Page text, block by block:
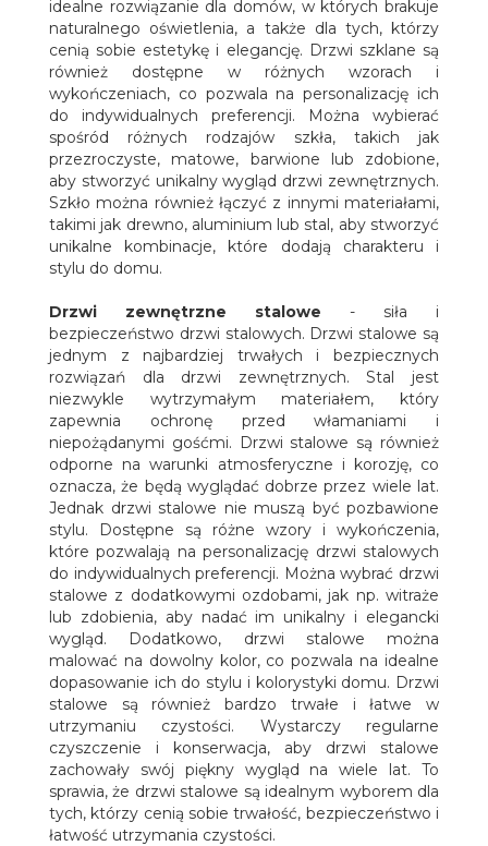
idealne rozwiązanie dla domów, w których brakuje
naturalnego oświetlenia, a także dla tych, którzy
cenią sobie estetykę i elegancję. Drzwi szklane są
również dostępne w różnych wzorach i
wykończeniach, co pozwala na personalizację ich
do indywidualnych preferencji. Można wybierać
spośród różnych rodzajów szkła, takich jak
przezroczyste, matowe, barwione lub zdobione,
aby stworzyć unikalny wygląd drzwi zewnętrznych.
Szkło można również łączyć z innymi materiałami,
takimi jak drewno, aluminium lub stal, aby stworzyć
unikalne kombinacje, które dodają charakteru i
stylu do domu.
Drzwi zewnętrzne stalowe - siła i
bezpieczeństwo drzwi stalowych. Drzwi stalowe są
jednym z najbardziej trwałych i bezpiecznych
rozwiązań dla drzwi zewnętrznych. Stal jest
niezwykle wytrzymałym materiałem, który
zapewnia ochronę przed włamaniami i
niepożądanymi gośćmi. Drzwi stalowe są również
odporne na warunki atmosferyczne i korozję, co
oznacza, że będą wyglądać dobrze przez wiele lat.
Jednak drzwi stalowe nie muszą być pozbawione
stylu. Dostępne są różne wzory i wykończenia,
które pozwalają na personalizację drzwi stalowych
do indywidualnych preferencji. Można wybrać drzwi
stalowe z dodatkowymi ozdobami, jak np. witraże
lub zdobienia, aby nadać im unikalny i elegancki
wygląd. Dodatkowo, drzwi stalowe można
malować na dowolny kolor, co pozwala na idealne
dopasowanie ich do stylu i kolorystyki domu. Drzwi
stalowe są również bardzo trwałe i łatwe w
utrzymaniu czystości. Wystarczy regularne
czyszczenie i konserwacja, aby drzwi stalowe
zachowały swój piękny wygląd na wiele lat. To
sprawia, że drzwi stalowe są idealnym wyborem dla
tych, którzy cenią sobie trwałość, bezpieczeństwo i
łatwość utrzymania czystości.